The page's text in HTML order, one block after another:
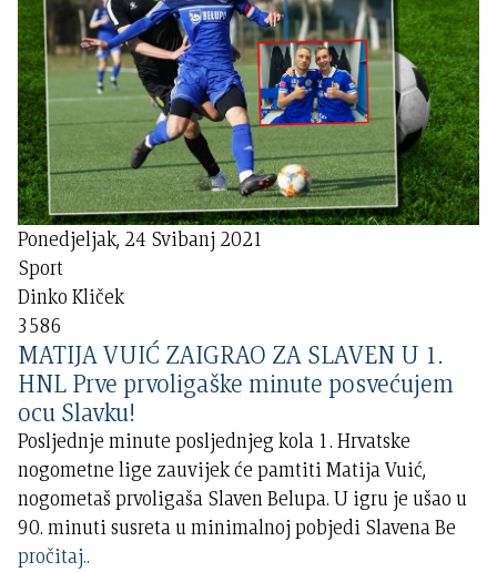
Ponedjeljak, 24 Svibanj 2021
Sport
Dinko Kliček
3586
MATIJA VUIĆ ZAIGRAO ZA SLAVEN U 1.
HNL Prve prvoligaške minute posvećujem
ocu Slavku!
Posljednje minute posljednjeg kola 1. Hrvatske
nogometne lige zauvijek će pamtiti Matija Vuić,
nogometaš prvoligaša Slaven Belupa. U igru je ušao u
90. minuti susreta u minimalnoj pobjedi Slavena Be
pročitaj..